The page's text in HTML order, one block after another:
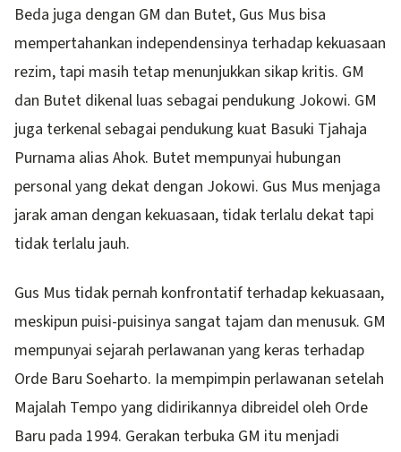
Beda juga dengan GM dan Butet, Gus Mus bisa
mempertahankan independensinya terhadap kekuasaan
rezim, tapi masih tetap menunjukkan sikap kritis. GM
dan Butet dikenal luas sebagai pendukung Jokowi. GM
juga terkenal sebagai pendukung kuat Basuki Tjahaja
Purnama alias Ahok. Butet mempunyai hubungan
personal yang dekat dengan Jokowi. Gus Mus menjaga
jarak aman dengan kekuasaan, tidak terlalu dekat tapi
tidak terlalu jauh.
Gus Mus tidak pernah konfrontatif terhadap kekuasaan,
meskipun puisi-puisinya sangat tajam dan menusuk. GM
mempunyai sejarah perlawanan yang keras terhadap
Orde Baru Soeharto. Ia mempimpin perlawanan setelah
Majalah Tempo yang didirikannya dibreidel oleh Orde
Baru pada 1994. Gerakan terbuka GM itu menjadi